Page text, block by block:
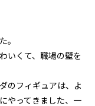
。
いくて、職場の壁を
のフィギュアは、よ
やってきました、一